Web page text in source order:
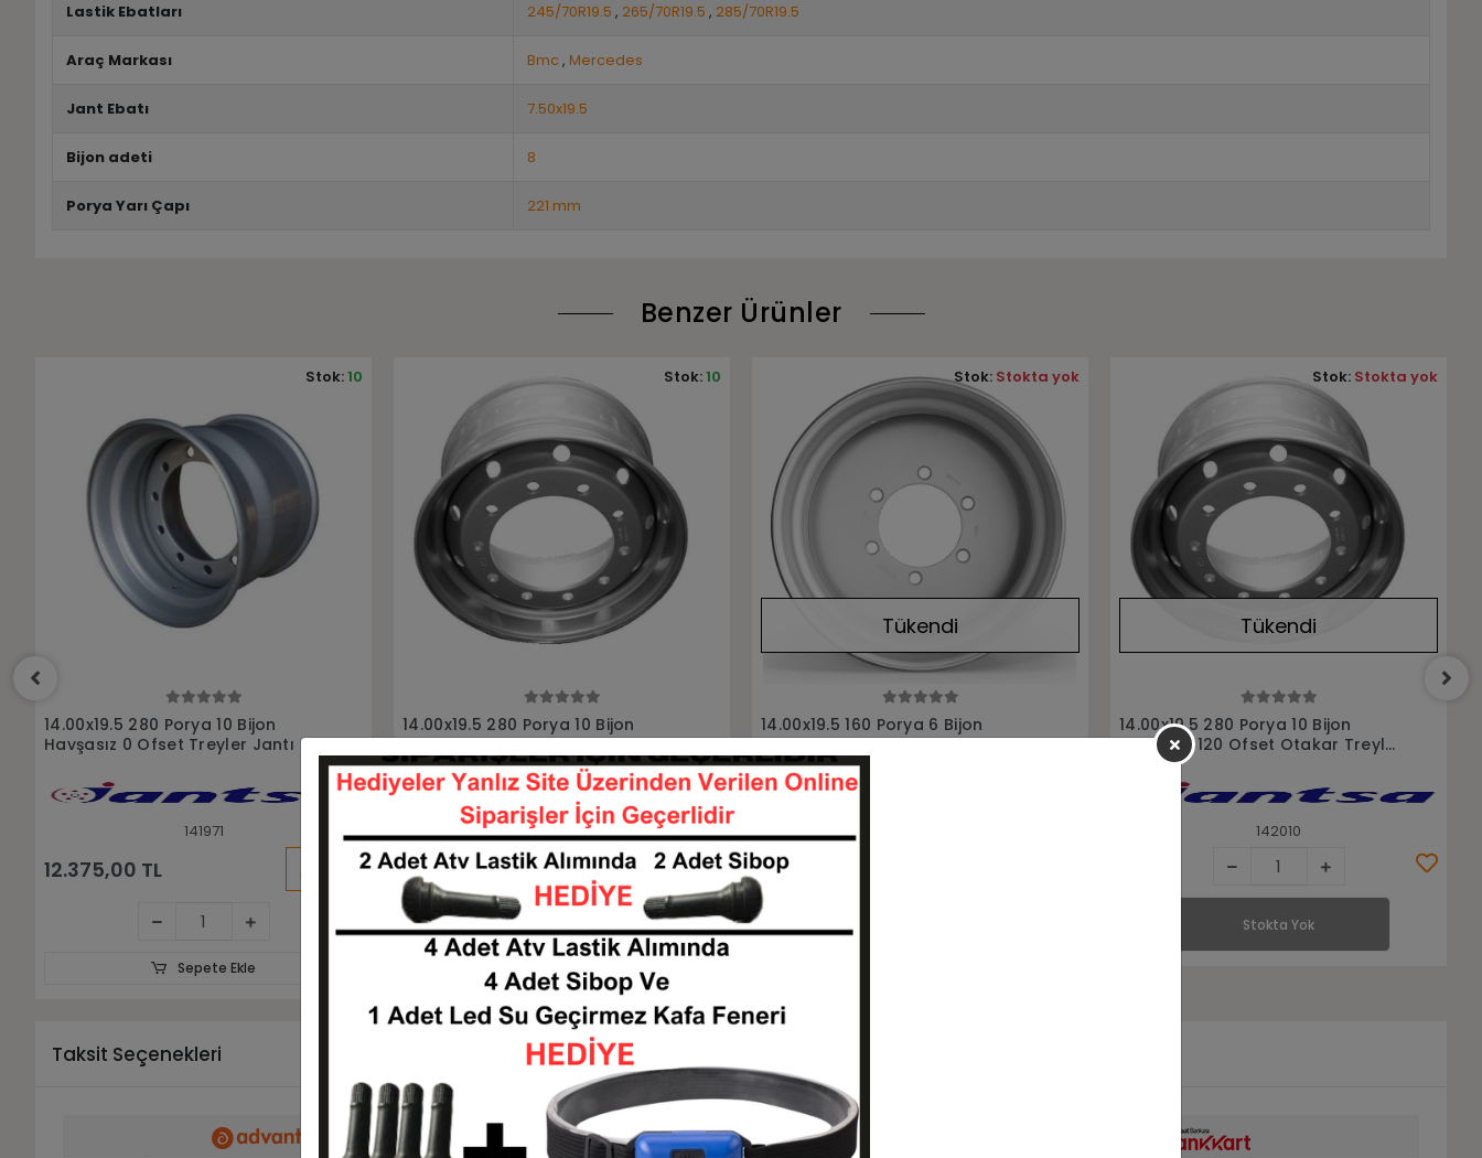
Lastik Ebatları 245/70R19.5 , 265/70R19.5 , 285/70R19.5
Araç Markası Bmc, Mercedes
Jant Ebatı 7.50x19.5
Bijon adeti 8
Porya Yarı Çapı 221 mm
Benzer Ürünler
14.00x19.5 280 Porya 10 Bijon
Havşasız 120 Ofset Treyler Jantı
141970
12.375,00 TL BEDAVA
Stok:10
Sepete Ekle
Stokta Yok
Tükendi
14.00x19.5 160 Porya 6 Bijon
Havşalı Römork Treyler Jantı
141995
Stokta yok
Stokta Yok
Stokta Yok
Tükendi
14.00x19.5 280 Porya 10 Bijon
Havşasız 120 Ofset Otakar Treyler
Jantı
Stok: Stokta yok
Stokta Yok
Tükendi
14.00x19.5 176 Porya 10 Bijon
Havşasız 0 Ofset Treyler Jantı
141988
Stok: Stokta yok
Stokta Yok
Taksit Seçenekleri